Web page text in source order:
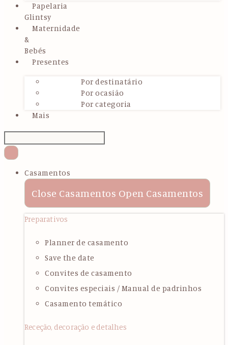
Papelaria
Glintsy
Maternidade
&
Bebés
Presentes
Por destinatário
Por ocasião
Por categoria
Mais
Casamentos
Close Casamentos Open Casamentos
Preparativos
Planner de casamento
Save the date
Convites de casamento
Convites especiais / Manual de padrinhos
Casamento temático
Receção, decoração e detalhes